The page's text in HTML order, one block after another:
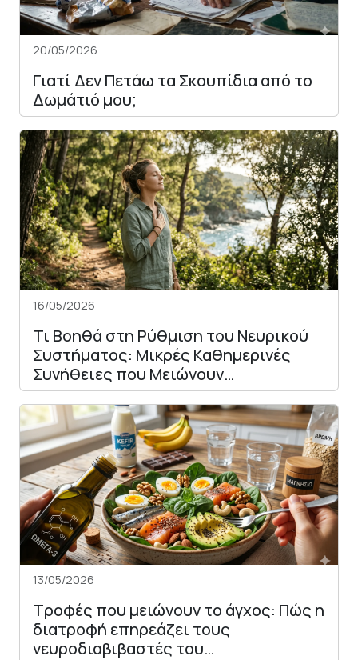
20/05/2026
Γιατί Δεν Πετάω τα Σκουπίδια από το
Δωμάτιό μου;
16/05/2026
Τι Βοηθά στη Ρύθμιση του Νευρικού
Συστήματος: Μικρές Καθημερινές
Συνήθειες που Μειώνουν…
13/05/2026
Τροφές που μειώνουν το άγχος: Πώς η
διατροφή επηρεάζει τους
νευροδιαβιβαστές του…